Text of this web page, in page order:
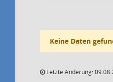
Keine Daten
Letzte Änderung: